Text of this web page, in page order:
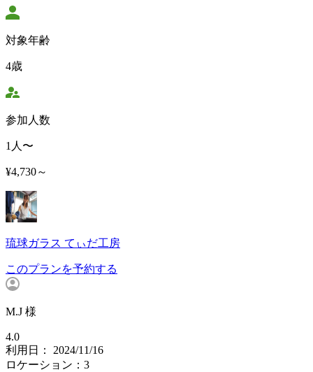
対象年齢
4歳
参加人数
1人〜
¥4,730～
琉球ガラス てぃだ工房
このプランを予約する
M.J 様
4.0
利用日： 2024/11/16
ロケーション：3